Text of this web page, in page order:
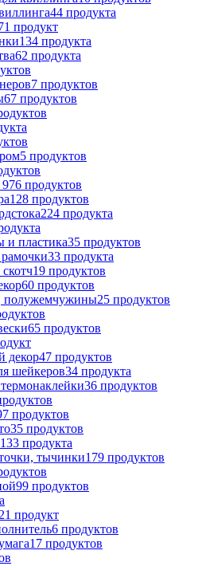
44 продукта
продукт
134 продукта
62 продукта
7 продуктов
67 продуктов
5 продуктов
976 продуктов
128 продуктов
224 продукта
и пластика35 продуктов
33 продукта
19 продуктов
60 продуктов
полужемчужины25 продуктов
65 продуктов
декор47 продуктов
шейкеров34 продукта
36 продуктов
продуктов
35 продуктов
133 продукта
тычинки179 продуктов
99 продуктов
21 продукт
6 продуктов
17 продуктов